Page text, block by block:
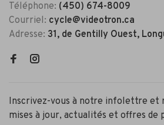
Téléphone: (450) 674-8009
Courriel: cycle@videotron.ca
Adresse: 31, de Gentilly Ouest,
Inscrivez-vous à notre infolettre et
mises à jour, actualités et offres de